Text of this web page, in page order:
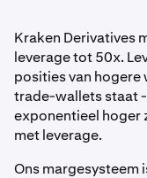
Kraken Derivatives
leverage tot 50x.
posities van hogere
trade-wallets staat
exponentieel hoger
met leverage.
Ons margesysteem